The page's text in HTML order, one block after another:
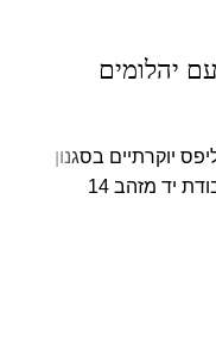
יוקרתיים בסגנון
יד מזהב 14